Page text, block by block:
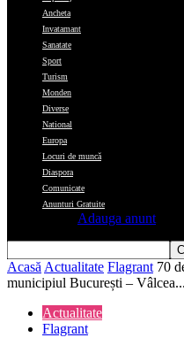
Ancheta
Invatamant
Sanatate
Sport
Turism
Monden
Diverse
National
Europa
Locuri de muncă
Diaspora
Comunicate
Anunturi Gratuite
Adauga anunt
Acasă Actualitate Flagrant 70
municipiul București – Vâlcea...
Actualitate
Flagrant